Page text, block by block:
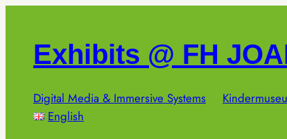
springenExhibits @ FH
Digital Media & Immersive Systems
English